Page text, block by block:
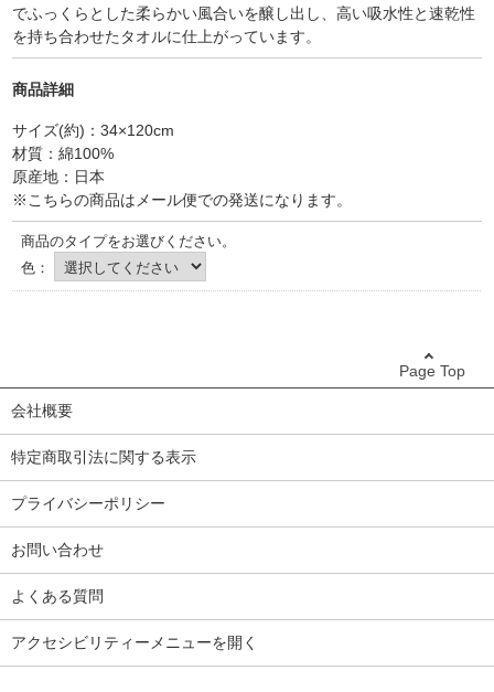
でふっくらとした柔らかい風合いを醸し出し、高い吸水性と速乾性
を持ち合わせたタオルに仕上がっています。
商品詳細
サイズ(約)：34×120cm
材質：綿100%
原産地：日本
※こちらの商品はメール便での発送になります。
商品のタイプをお選びください。
色：
Page Top
会社概要
特定商取引法に関する表示
プライバシーポリシー
お問い合わせ
よくある質問
アクセシビリティーメニューを開く